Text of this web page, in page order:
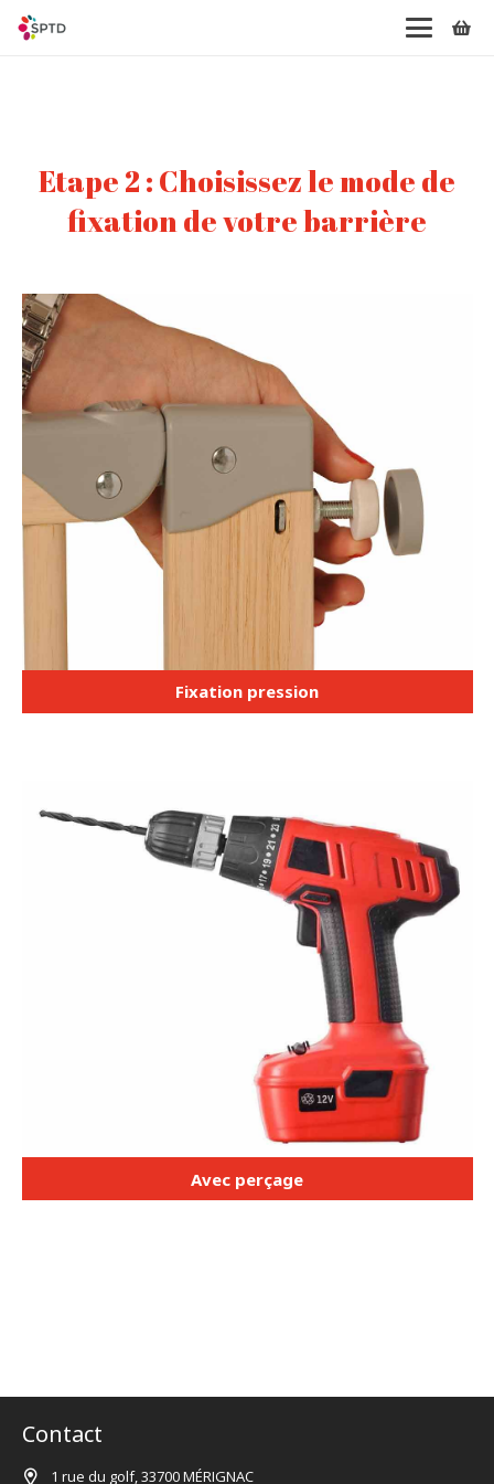
Etape 2 : Choisissez le mode de
fixation de votre barrière
Fixation pression
Avec perçage
Contact
1 rue du golf, 33700 MÉRIGNAC